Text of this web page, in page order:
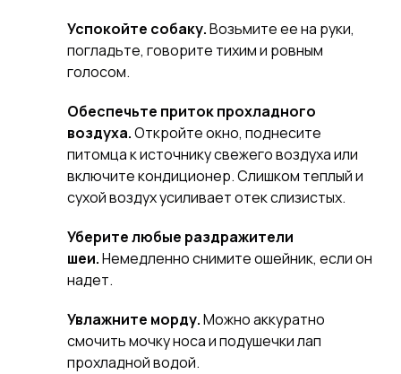
Успокойте собаку.Возьмите ее на руки,
погладьте, говорите тихим и ровным
голосом.
Обеспечьте приток прохладного
воздуха.Откройте окно, поднесите
питомца к источнику свежего воздуха или
включите кондиционер. Слишком теплый и
сухой воздух усиливает отек слизистых.
Уберите любые раздражители
шеи.Немедленно снимите ошейник, если он
надет.
Увлажните морду.Можно аккуратно
смочить мочку носа и подушечки лап
прохладной водой.